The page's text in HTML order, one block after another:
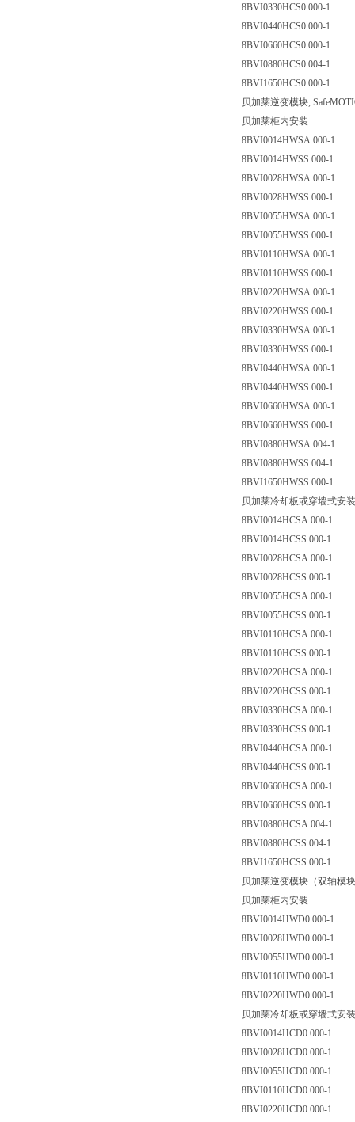
8BVI0330HCS0.000-1
8BVI0440HCS0.000-1
8BVI0660HCS0.000-1
8BVI0880HCS0.004-1
8BVI1650HCS0.000-1
贝加莱逆变模块,
贝加莱柜内安装
8BVI0014HWSA.000-1
8BVI0014HWSS.000-1
8BVI0028HWSA.000-1
8BVI0028HWSS.000-1
8BVI0055HWSA.000-1
8BVI0055HWSS.000-1
8BVI0110HWSA.000-1
8BVI0110HWSS.000-1
8BVI0220HWSA.000-1
8BVI0220HWSS.000-1
8BVI0330HWSA.000-1
8BVI0330HWSS.000-1
8BVI0440HWSA.000-1
8BVI0440HWSS.000-1
8BVI0660HWSA.000-1
8BVI0660HWSS.000-1
8BVI0880HWSA.004-1
8BVI0880HWSS.004-1
8BVI1650HWSS.000-1
贝加莱冷却板或穿墙式安装
8BVI0014HCSA.000-1
8BVI0014HCSS.000-1
8BVI0028HCSA.000-1
8BVI0028HCSS.000-1
8BVI0055HCSA.000-1
8BVI0055HCSS.000-1
8BVI0110HCSA.000-1
8BVI0110HCSS.000-1
8BVI0220HCSA.000-1
8BVI0220HCSS.000-1
8BVI0330HCSA.000-1
8BVI0330HCSS.000-1
8BVI0440HCSA.000-1
8BVI0440HCSS.000-1
8BVI0660HCSA.000-1
8BVI0660HCSS.000-1
8BVI0880HCSA.004-1
8BVI0880HCSS.004-1
8BVI1650HCSS.000-1
贝加莱逆变模块（双轴模
贝加莱柜内安装
8BVI0014HWD0.000-1
8BVI0028HWD0.000-1
8BVI0055HWD0.000-1
8BVI0110HWD0.000-1
8BVI0220HWD0.000-1
贝加莱冷却板或穿墙式安装
8BVI0014HCD0.000-1
8BVI0028HCD0.000-1
8BVI0055HCD0.000-1
8BVI0110HCD0.000-1
8BVI0220HCD0.000-1